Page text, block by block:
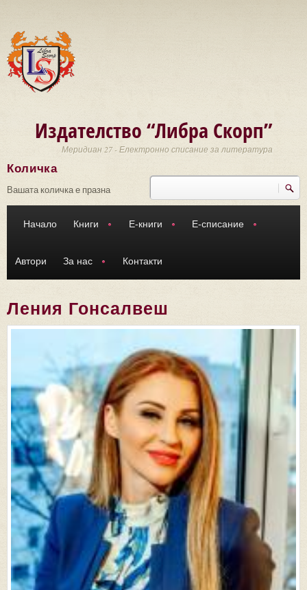
Издателство “Либра Скорп”
Меридиан 27 - Електронно списание за литература
Търси
Количка
Вашата количка е празна
Начало Книги Е-книги Е-списание
Автори За нас Контакти
Ления Гонсалвеш